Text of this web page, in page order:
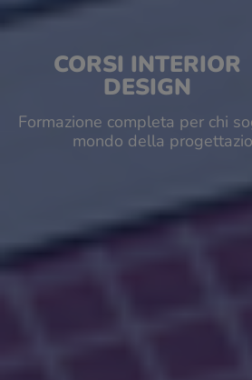
CORSI INTERIOR
DESIGN
Formazione completa per chi
mondo della